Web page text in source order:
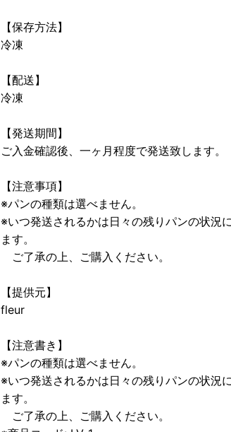
【保存方法】
冷凍
【配送】
冷凍
【発送期間】
ご入金確認後、一ヶ月程度で発送致します。
【注意事項】
※パンの種類は選べません。
※いつ発送されるかは日々の残りパンの状況
ます。
ご了承の上、ご購入ください。
【提供元】
fleur
【注意書き】
※パンの種類は選べません。
※いつ発送されるかは日々の残りパンの状況
ます。
ご了承の上、ご購入ください。